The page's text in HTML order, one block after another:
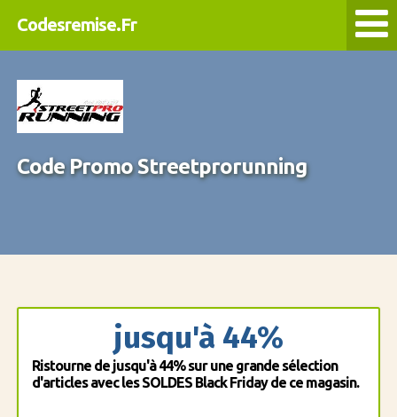
Codesremise.Fr
Code Promo Streetprorunning
jusqu'à 44%
Ristourne de jusqu'à 44% sur une grande sélection
d'articles avec les SOLDES Black Friday de ce magasin.